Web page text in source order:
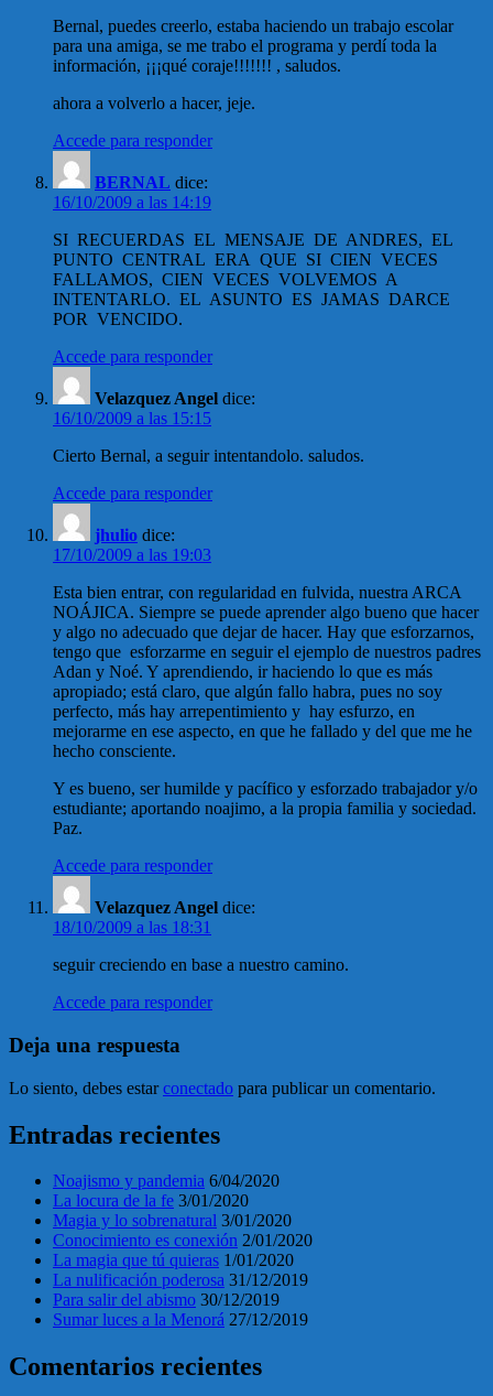
Bernal, puedes creerlo, estaba haciendo un trabajo escolar
para una amiga, se me trabo el programa y perdí toda la
información, ¡¡¡qué coraje!!!!!!! , saludos.
ahora a volverlo a hacer, jeje.
Accede para responder
BERNAL dice:
16/10/2009 a las 14:19
SI RECUERDAS EL MENSAJE DE ANDRES, EL
PUNTO CENTRAL ERA QUE SI CIEN VECES
FALLAMOS, CIEN VECES VOLVEMOS A
INTENTARLO. EL ASUNTO ES JAMAS DARCE
POR VENCIDO.
Accede para responder
Velazquez Angel dice:
16/10/2009 a las 15:15
Cierto Bernal, a seguir intentandolo. saludos.
Accede para responder
jhulio dice:
17/10/2009 a las 19:03
Esta bien entrar, con regularidad en fulvida, nuestra ARCA
NOÁJICA. Siempre se puede aprender algo bueno que hacer
y algo no adecuado que dejar de hacer. Hay que esforzarnos,
tengo que esforzarme en seguir el ejemplo de nuestros padres
Adan y Noé. Y aprendiendo, ir haciendo lo que es más
apropiado; está claro, que algún fallo habra, pues no soy
perfecto, más hay arrepentimiento y hay esfurzo, en
mejorarme en ese aspecto, en que he fallado y del que me he
hecho consciente.
Y es bueno, ser humilde y pacífico y esforzado trabajador y/o
estudiante; aportando noajimo, a la propia familia y sociedad.
Paz.
Accede para responder
Velazquez Angel dice:
18/10/2009 a las 18:31
seguir creciendo en base a nuestro camino.
Accede para responder
Deja una respuesta
Lo siento, debes estarconectado para publicar un comentario.
Entradas recientes
Noajismo y pandemia 6/04/2020
La locura de la fe 3/01/2020
Magia y lo sobrenatural 3/01/2020
Conocimiento es conexión 2/01/2020
La magia que tú quieras 1/01/2020
La nulificación poderosa 31/12/2019
Para salir del abismo 30/12/2019
Sumar luces a la Menorá 27/12/2019
Comentarios recientes